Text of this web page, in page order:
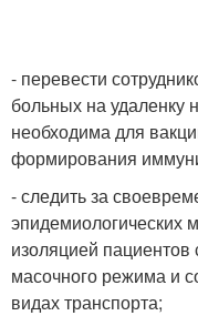
- перевести
больных на удаленку
необходима для
формирования
- следить за
эпидемиологических
изоляцией
масочного режима и
видах транспорта;